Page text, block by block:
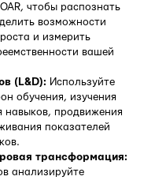
чтобы распознать
возможности
и измерить
вашей
(L&D): Используйте
обучения, изучения
навыков, продвижения
показателей
трансформация:
анализируйте